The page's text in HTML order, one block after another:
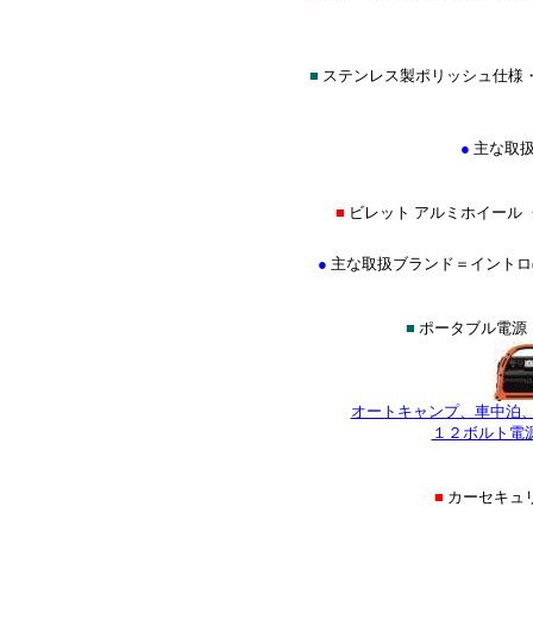
■ ステンレス製ポリッシュ仕
● 主な取
■ ビレット アルミホイー
● 主な取扱ブランド＝イント
■ ポータブル電源
オートキャンプ、車中泊
１２ボルト電
■ カーセキ